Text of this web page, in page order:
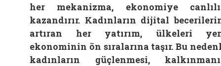
her mekanizma, ekonomiye
kazandırır. Kadınların dijital
artıran her yatırım, ülkeleri
ekonominin ön sıralarına taşır. Bu
kadınların güçlenmesi,